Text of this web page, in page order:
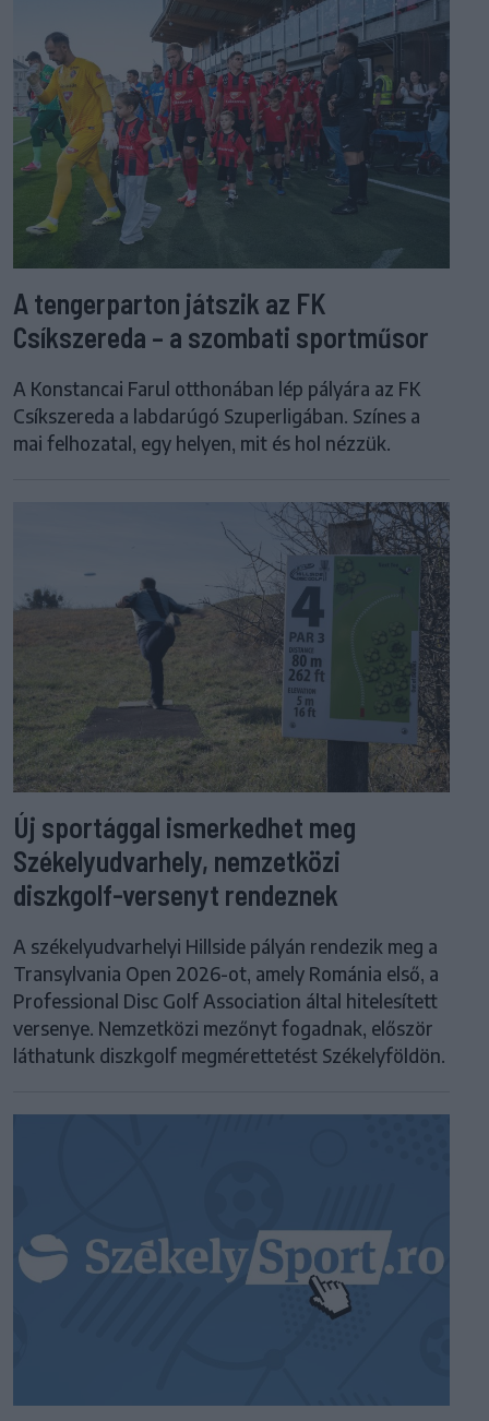
A tengerparton játszik az FK
Csíkszereda – a szombati sportműsor
A Konstancai Farul otthonában lép pályára az FK
Csíkszereda a labdarúgó Szuperligában. Színes a
mai felhozatal, egy helyen, mit és hol nézzük.
Új sportággal ismerkedhet meg
Székelyudvarhely, nemzetközi
diszkgolf-versenyt rendeznek
A székelyudvarhelyi Hillside pályán rendezik meg a
Transylvania Open 2026-ot, amely Románia első, a
Professional Disc Golf Association által hitelesített
versenye. Nemzetközi mezőnyt fogadnak, először
láthatunk diszkgolf megmérettetést Székelyföldön.